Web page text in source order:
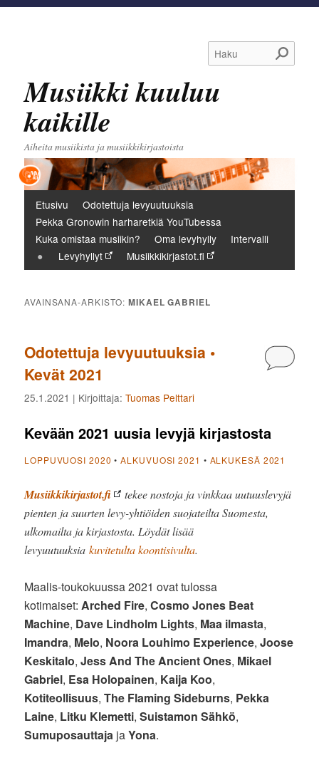
Haku
Musiikki kuuluu
kaikille
Aiheita musiikista ja musiikkikirjastoista
Päävalikko
Etusivu
Odotettuja levyuutuuksia
Pekka Gronowin harharetkiä YouTubessa
Kuka omistaa musiikin?
Oma levyhylly
Intervalli
Levyhyllyt
Musiikkikirjastot.fi
AVAINSANA-ARKISTO:MIKAEL GABRIEL
Odotettuja levyuutuuksia •
Kevät 2021
25.1.2021 | Kirjoittaja:Tuomas Pelttari
Kevään 2021 uusia levyjä kirjastosta
LOPPUVUOSI 2020 •ALKUVUOSI 2021 • ALKUKESÄ 2021
Musiikkikirjastot.fi
tekee nostoja ja vinkkaa uutuuslevyjä
pienten ja suurten levy-yhtiöiden suojateilta Suomesta,
ulkomailta ja kirjastosta. Löydät lisää
levyuutuuksiakuvitetulta koontisivulta.
Maalis-toukokuussa 2021 ovat tulossa
kotimaiset: Arched Fire,Cosmo Jones Beat
Machine, Dave Lindholm Lights, Maa ilmasta,
Imandra, Melo, Noora Louhimo Experience,Joose
Keskitalo,Jess And The Ancient Ones, Mikael
Gabriel, Esa Holopainen, Kaija Koo,
Kotiteollisuus,The Flaming Sideburns, Pekka
Laine, Litku Klemetti,Suistamon Sähkö,
Sumuposauttaja jaYona.